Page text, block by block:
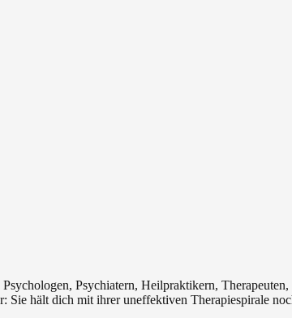
Psychiatern, Heilpraktikern,
hält dich mit ihrer uneffektiven Therapiespirale